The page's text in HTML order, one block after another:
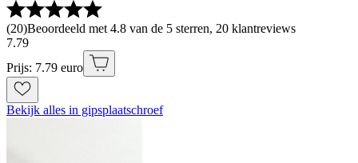
(20)Beoordeeld met 4.8 van de 5 sterren, 20 klantreviews
7.79
Prijs: 7.79 euro
Bekijk alles in gipsplaatschroef